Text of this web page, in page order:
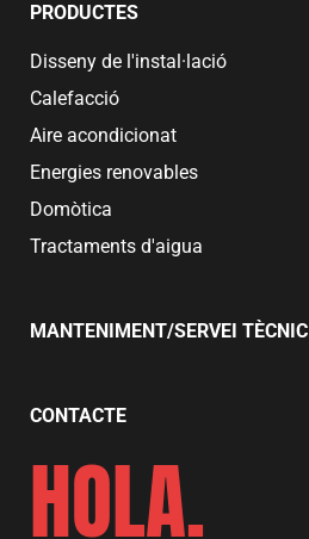
PRODUCTES
Disseny de l'instal·lació
Calefacció
Aire acondicionat
Energies renovables
Domòtica
Tractaments d'aigua
MANTENIMENT/SERVEI TÈCNIC
CONTACTE
HOLA.